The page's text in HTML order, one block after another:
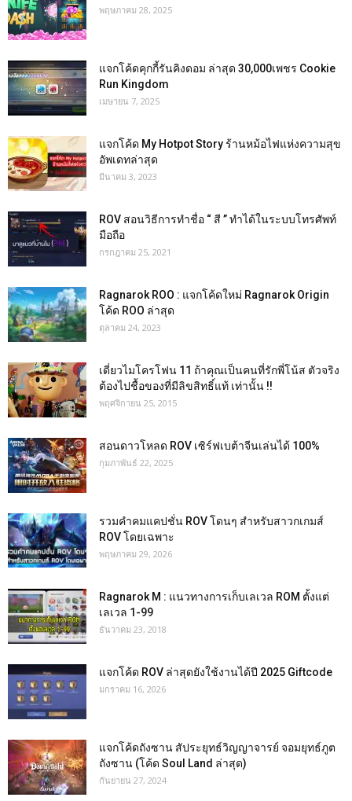
พฤษภาคม 28, 2025
แจกโค้ดคุกกี้รันคิงดอม ล่าสุด 30,000เพชร Cookie
Run Kingdom
เมษายน 7, 2025
แจกโค้ด My Hotpot Story ร้านหม้อไฟแห่งความสุข
อัพเดทล่าสุด
มีนาคม 3, 2023
ROV สอนวิธีการทำชื่อ “ สี ” ทำได้ในระบบโทรศัพท์
มือถือ
กรกฎาคม 25, 2021
Ragnarok ROO : แจกโค้ดใหม่ Ragnarok Origin
โค้ด ROO ล่าสุด
ตุลาคม 24, 2023
เดี่ยวไมโครโฟน 11 ถ้าคุณเป็นคนที่รักพี่โน้ส ตัวจริง
ต้องไปชื้อของที่มีลิขสิทธิ์แท้ เท่านั้น !!
พฤศจิกายน 25, 2015
สอนดาวโหลด ROV เซิร์ฟเบต้าจีนเล่นได้ 100%
กุมภาพันธ์ 22, 2025
รวมคำคมแคปชั่น ROV โดนๆ สำหรับสาวกเกมส์
ROV โดยเฉพาะ
พฤษภาคม 29, 2026
Ragnarok M : แนวทางการเก็บเลเวล ROM ตั้งแต่
เลเวล 1-99
ธันวาคม 23, 2018
แจกโค้ด ROV ล่าสุดยังใช้งานได้ปี 2025 Giftcode
มกราคม 16, 2026
แจกโค้ดถังซาน สัประยุทธ์วิญญาจารย์ จอมยุทธ์ภูต
ถังซาน (โค้ด Soul Land ล่าสุด)
กันยายน 27, 2024